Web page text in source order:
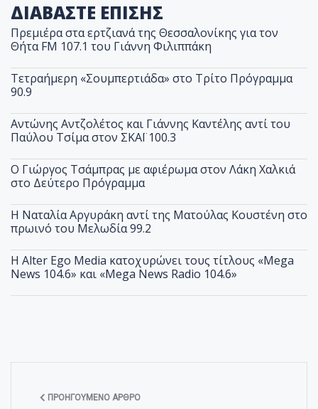
ΔΙΑΒΑΣΤΕ ΕΠΙΣΗΣ
Πρεμιέρα στα ερτζιανά της Θεσσαλονίκης για τον
Θήτα FM 107.1 του Γιάννη Φιλιππάκη
Τετραήμερη «Σουμπερτιάδα» στο Τρίτο Πρόγραμμα
90.9
Αντώνης Αντζολέτος και Γιάννης Καντέλης αντί του
Παύλου Τσίμα στον ΣΚΑΪ 100.3
O Γιώργος Τσάμπρας με αφιέρωμα στον Λάκη Χαλκιά
στο Δεύτερο Πρόγραμμα
Η Ναταλία Αργυράκη αντί της Ματούλας Κουστένη στο
πρωινό του Μελωδία 99.2
Η Alter Ego Media κατοχυρώνει τους τίτλους «Mega
News 104.6» και «Mega News Radio 104.6»
ΠΡΟΗΓΟΎΜΕΝΟ ΆΡΘΡΟ